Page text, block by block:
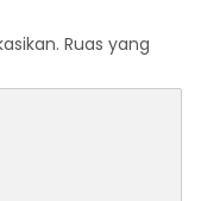
Ruas yang